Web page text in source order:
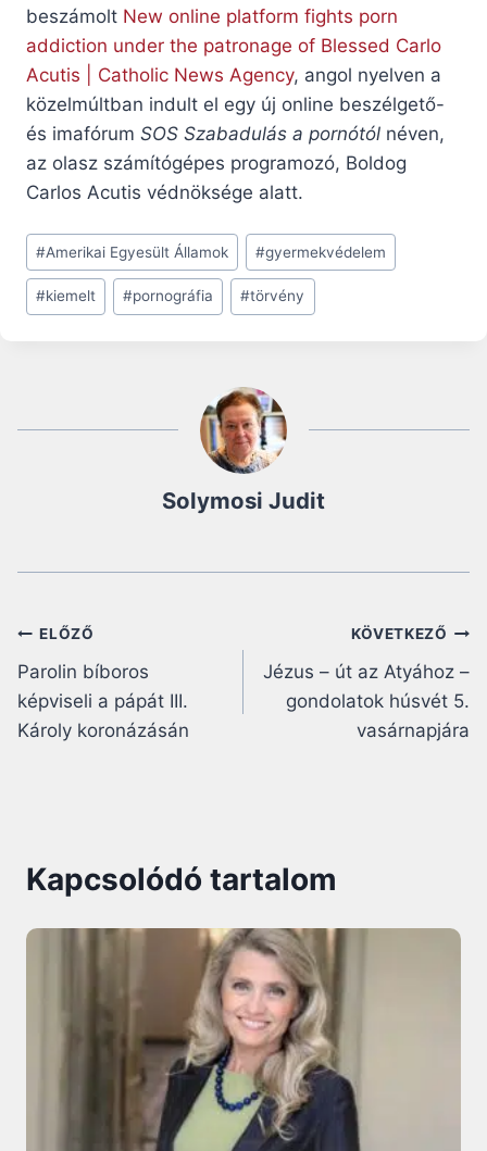
beszámolt New online platform fights porn
addiction under the patronage of Blessed Carlo
Acutis | Catholic News Agency, angol nyelven a
közelmúltban indult el egy új online beszélgető-
és imafórum SOS Szabadulás a pornótól néven,
az olasz számítógépes programozó, Boldog
Carlos Acutis védnöksége alatt.
Post
Tags:
#Amerikai Egyesült Államok #gyermekvédelem
#kiemelt #pornográfia #törvény
Solymosi Judit
Bejegyzés
navigáció
ELŐZŐ
Parolin bíboros
képviseli a pápát III.
Károly koronázásán
KÖVETKEZŐ
Jézus – út az Atyához –
gondolatok húsvét 5.
vasárnapjára
Kapcsolódó tartalom